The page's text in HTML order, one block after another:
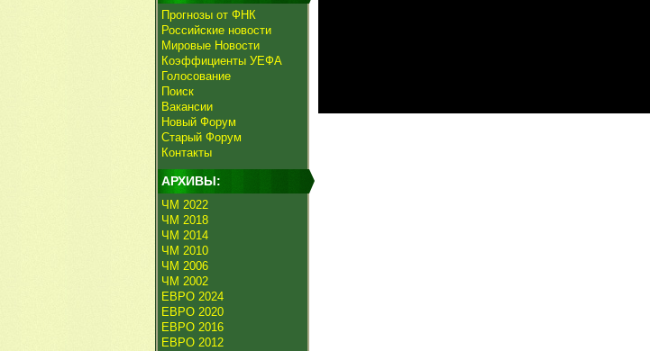
Прогнозы от ФНК
Российские новости
Мировые Новости
Коэффициенты УЕФА
Голосование
Поиск
Вакансии
Новый Форум
Старый Форум
Контакты
АРХИВЫ:
ЧМ 2022
ЧМ 2018
ЧМ 2014
ЧМ 2010
ЧМ 2006
ЧМ 2002
ЕВРО 2024
ЕВРО 2020
ЕВРО 2016
ЕВРО 2012